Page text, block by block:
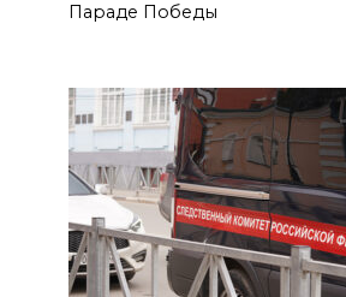
Параде Победы